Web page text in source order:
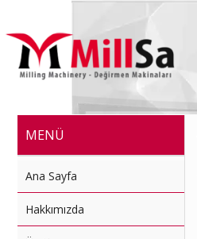
MENÜ
Ana Sayfa
Hakkımızda